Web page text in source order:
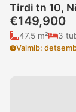
Tirdi tn 10,
€149,900
47.5 m² 3
Valmib: